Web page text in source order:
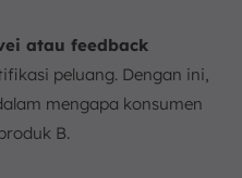
atau feedback
peluang. Dengan ini,
mengapa konsumen
B.